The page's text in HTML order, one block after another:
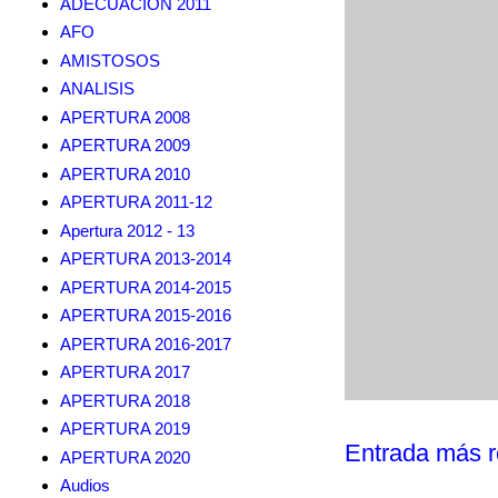
Entrada más
AFO
AMISTOSOS
ANALISIS
APERTURA 2008
APERTURA 2009
APERTURA 2010
APERTURA 2011-12
Apertura 2012 - 13
APERTURA 2013-2014
APERTURA 2014-2015
APERTURA 2015-2016
APERTURA 2016-2017
APERTURA 2017
APERTURA 2018
APERTURA 2019
APERTURA 2020
Audios